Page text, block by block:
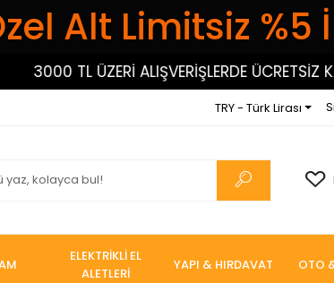
Alt Limitsiz %5
3000 TL ÜZERİ ALIŞVERİŞLERDE ÜCRETSİZ
TRY - Türk Lirası
ELEKTRİKLİ EL
ALETLERİ
YAPI & HIRDAVAT OTO